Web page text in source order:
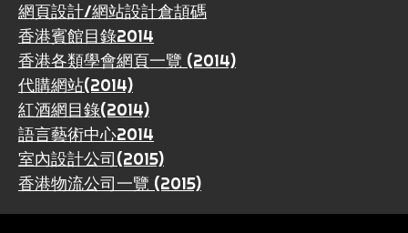
網頁設計/網站設計倉頡碼
香港賓館目錄2014
香港各類學會網頁一覽 (2014)
代購網站(2014)
紅酒網目錄(2014)
語言藝術中心2014
室內設計公司(2015)
香港物流公司一覽 (2015)